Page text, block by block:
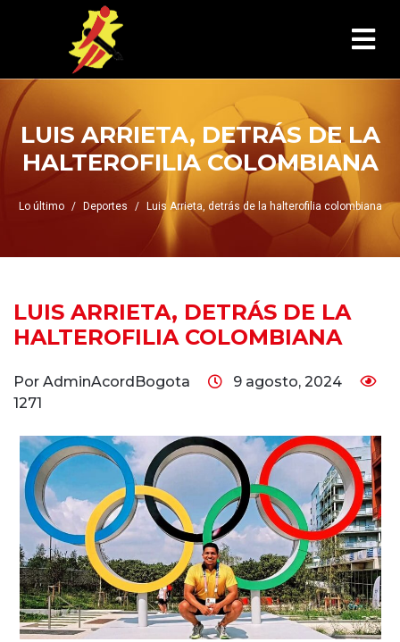
LUIS ARRIETA, DETRÁS DE LA
HALTEROFILIA COLOMBIANA
Lo último Deportes Luis Arrieta, detrás de la halterofilia colombiana
LUIS ARRIETA, DETRÁS DE LA
HALTEROFILIA COLOMBIANA
Por AdminAcordBogota
9 agosto, 2024
1271